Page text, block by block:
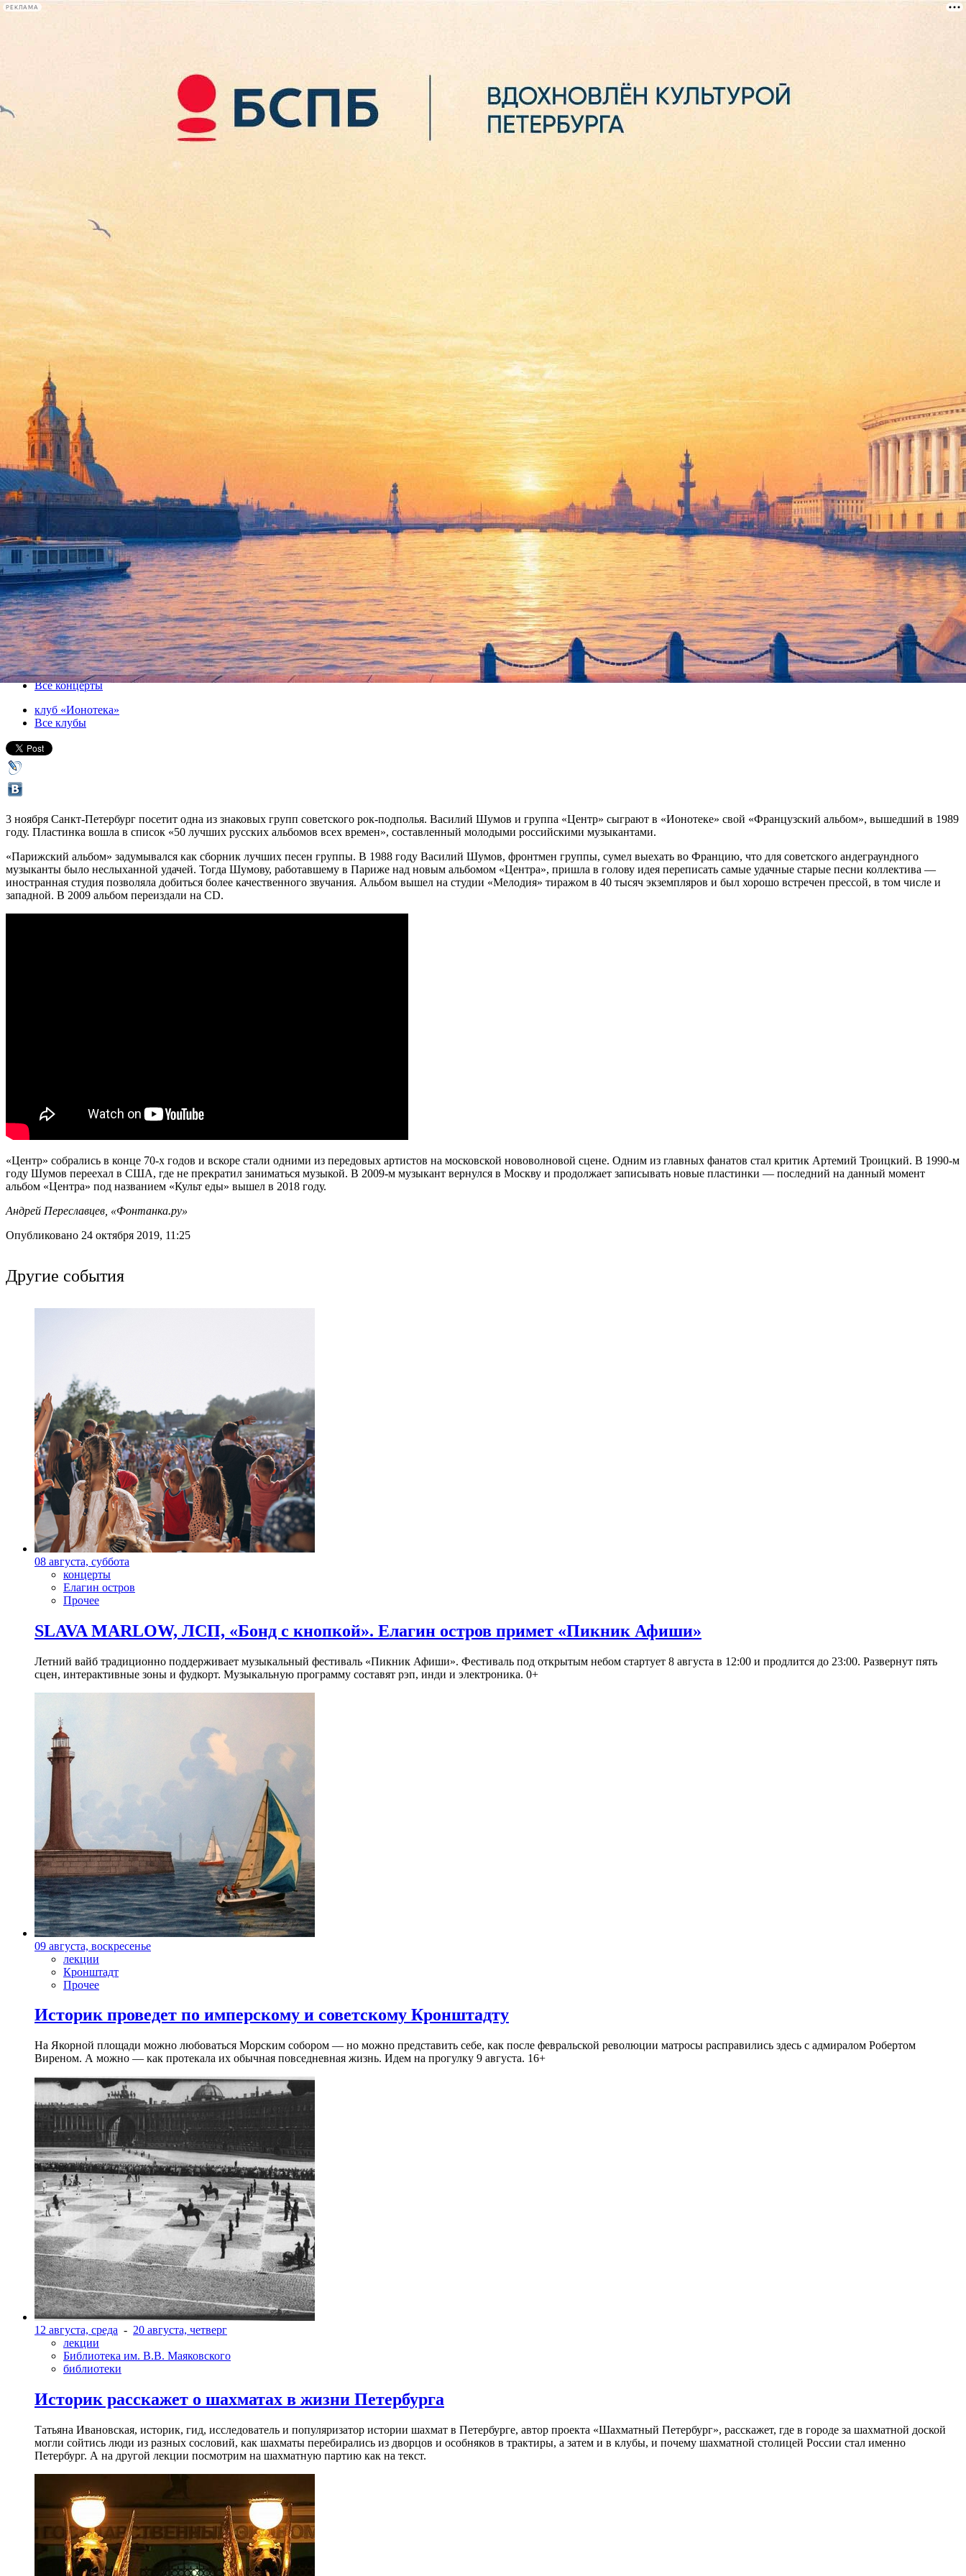
РЕКЛАМА
лекции
книги
Перестройка возвращается. Группа «Центр» и Василий Шумов отметят 30-летие
«Французского альбома»
03 ноября 2019, воскресенье
Версия для печати
Все концерты
клуб «Ионотека»
Все клубы
3 ноября Санкт-Петербург посетит одна из знаковых групп советского рок-подполья. Василий Шумов и группа «Центр» сыграют в «Ионотеке» свой «Французский альбом», вышедший в 1989
году. Пластинка вошла в список «50 лучших русских альбомов всех времен», составленный молодыми российскими музыкантами.
«Парижский альбом» задумывался как сборник лучших песен группы. В 1988 году Василий Шумов, фронтмен группы, сумел выехать во Францию, что для советского андеграундного
музыканты было неслыханной удачей. Тогда Шумову, работавшему в Париже над новым альбомом «Центра», пришла в голову идея переписать самые удачные старые песни коллектива —
иностранная студия позволяла добиться более качественного звучания. Альбом вышел на студии «Мелодия» тиражом в 40 тысяч экземпляров и был хорошо встречен прессой, в том числе и
западной. В 2009 альбом переиздали на CD.
«Центр» собрались в конце 70-х годов и вскоре стали одними из передовых артистов на московской нововолновой сцене. Одним из главных фанатов стал критик Артемий Троицкий. В 1990-м
году Шумов переехал в США, где не прекратил заниматься музыкой. В 2009-м музыкант вернулся в Москву и продолжает записывать новые пластинки — последний на данный момент
альбом «Центра» под названием «Культ еды» вышел в 2018 году.
Андрей Переславцев, «Фонтанка.ру»
Опубликовано 24 октября 2019, 11:25
Другие события
08 августа, суббота
концерты
Елагин остров
Прочее
SLAVA MARLOW, ЛСП, «Бонд с кнопкой». Елагин остров примет «Пикник Афиши»
Летний вайб традиционно поддерживает музыкальный фестиваль «Пикник Афиши». Фестиваль под открытым небом стартует 8 августа в 12:00 и продлится до 23:00. Развернут пять
сцен, интерактивные зоны и фудкорт. Музыкальную программу составят рэп, инди и электроника. 0+
09 августа, воскресенье
лекции
Кронштадт
Прочее
Историк проведет по имперскому и советскому Кронштадту
На Якорной площади можно любоваться Морским собором — но можно представить себе, как после февральской революции матросы расправились здесь с адмиралом Робертом
Виреном. А можно — как протекала их обычная повседневная жизнь. Идем на прогулку 9 августа. 16+
12 августа, среда - 20 августа, четверг
лекции
Библиотека им. В.В. Маяковского
библиотеки
Историк расскажет о шахматах в жизни Петербурга
Татьяна Ивановская, историк, гид, исследователь и популяризатор истории шахмат в Петербурге, автор проекта «Шахматный Петербург», расскажет, где в городе за шахматной доской
могли сойтись люди из разных сословий, как шахматы перебирались из дворцов и особняков в трактиры, а затем и в клубы, и почему шахматной столицей России стал именно
Петербург. А на другой лекции посмотрим на шахматную партию как на текст.